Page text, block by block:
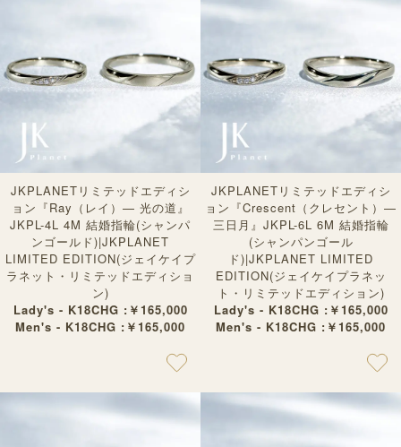
JKPLANETリミテッドエディシ
ョン『Ray（レイ）— 光の道』
JKPL-4L 4M 結婚指輪(シャンパ
ンゴールド)|JKPLANET
LIMITED EDITION(ジェイケイプ
ラネット・リミテッドエディショ
ン)
Lady's - K18CHG :￥165,000
Men's - K18CHG :￥165,000
JKPLANETリミテッドエディシ
ョン『Crescent（クレセント）—
三日月』JKPL-6L 6M 結婚指輪
(シャンパンゴール
ド)|JKPLANET LIMITED
EDITION(ジェイケイプラネッ
ト・リミテッドエディション)
Lady's - K18CHG :￥165,000
Men's - K18CHG :￥165,000